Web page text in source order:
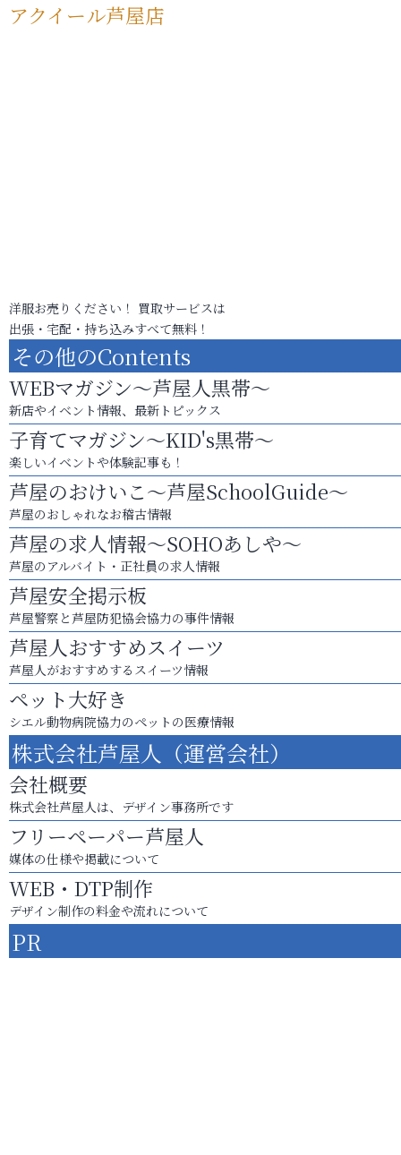
アクイール芦屋店
洋服お売りください！ 買取サービスは
出張・宅配・持ち込みすべて無料！
その他のContents
WEBマガジン～芦屋人黒帯～
新店やイベント情報、最新トピックス
子育てマガジン～KID's黒帯～
楽しいイベントや体験記事も！
芦屋のおけいこ～芦屋SchoolGuide～
芦屋のおしゃれなお稽古情報
芦屋の求人情報～SOHOあしや～
芦屋のアルバイト・正社員の求人情報
芦屋安全掲示板
芦屋警察と芦屋防犯協会協力の事件情報
芦屋人おすすめスイーツ
芦屋人がおすすめするスイーツ情報
ペット大好き
シエル動物病院協力のペットの医療情報
株式会社芦屋人（運営会社）
会社概要
株式会社芦屋人は、デザイン事務所です
フリーペーパー芦屋人
媒体の仕様や掲載について
WEB・DTP制作
デザイン制作の料金や流れについて
PR